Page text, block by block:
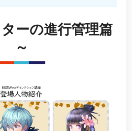
ーの進行管理篇
～